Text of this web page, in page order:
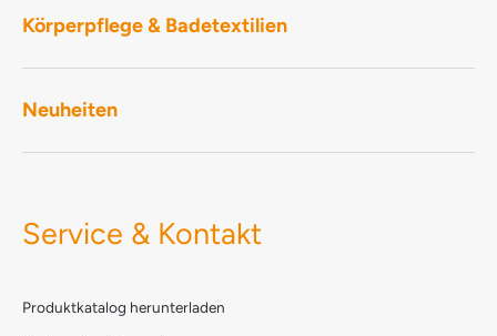
Körperpflege & Badetextilien
Neuheiten
Service & Kontakt
Produktkatalog herunterladen